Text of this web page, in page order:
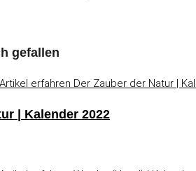
gefallen
| Kalender 2022